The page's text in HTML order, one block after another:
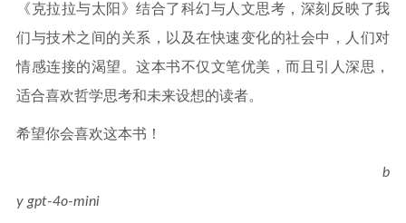
《克拉拉与太阳》结合了科幻与人文思考，深刻反映了我
们与技术之间的关系，以及在快速变化的社会中，人们对
情感连接的渴望。这本书不仅文笔优美，而且引人深思，
适合喜欢哲学思考和未来设想的读者。
希望你会喜欢这本书！
b
y gpt-4o-mini